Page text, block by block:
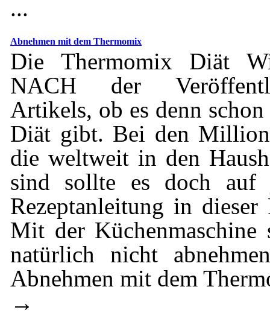
...
Abnehmen mit dem Thermomix
Die Thermomix Diät
NACH der
Artikels, ob es denn
Diät gibt. Bei den
die weltweit in den
sind sollte es doch auf
Rezeptanleitung in dieser
Mit der Küchenmaschine
natürlich nicht
Abnehmen mit dem
→